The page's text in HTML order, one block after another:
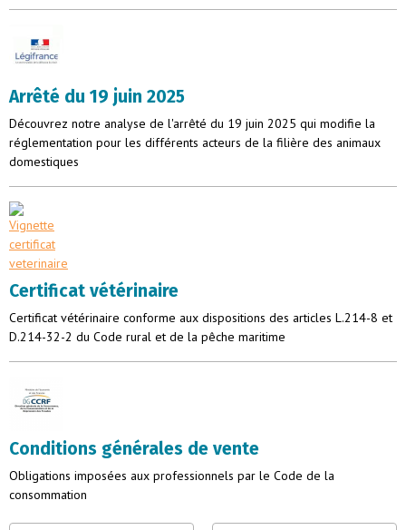
Arrêté du 19 juin 2025
Découvrez notre analyse de l'arrêté du 19 juin 2025 qui modifie la
réglementation pour les différents acteurs de la filière des animaux
domestiques
Certificat vétérinaire
Certificat vétérinaire conforme aux dispositions des articles L.214-8 et
D.214-32-2 du Code rural et de la pêche maritime
Conditions générales de vente
Obligations imposées aux professionnels par le Code de la
consommation